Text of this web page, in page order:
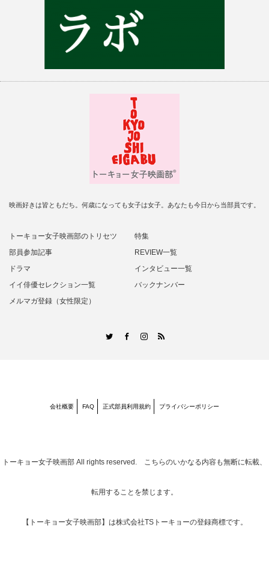
映画好きは皆ともだち。何歳になっても女子は女子。あなたも今日から当部員です。
トーキョー女子映画部のトリセツ
特集
部員参加記事
REVIEW一覧
ドラマ
インタビュー一覧
イイ俳優セレクション一覧
バックナンバー
メルマガ登録（女性限定）
TwitterFacebookInstagram
RSS
会社概要 FAQ 正式部員利用規約 プライバシーポリシー
トーキョー女子映画部 All rights reserved. こちらのいかなる内容も無断に転載、
転用することを禁じます。
【トーキョー女子映画部】は株式会社TSトーキョーの登録商標です。